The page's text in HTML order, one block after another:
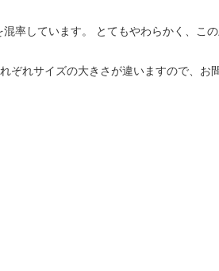
率しています。 とてもやわらかく、こ
ぞれサイズの大きさが違いますので、お